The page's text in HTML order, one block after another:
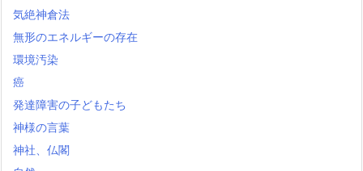
気絶神倉法
無形のエネルギーの存在
環境汚染
癌
発達障害の子どもたち
神様の言葉
神社、仏閣